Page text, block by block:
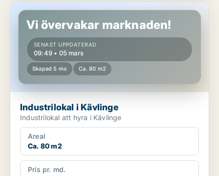
Industrilokal i Kävlinge
Vi övervakar marknaden!
SENAST UPPDATERAD
09:49 • 05 mars
Skapad 5 mo Ca. 80 m2
Industrilokal i Kävlinge
Industrilokal att hyra i Kävlinge
Areal
Ca. 80 m2
Pris pr. md.